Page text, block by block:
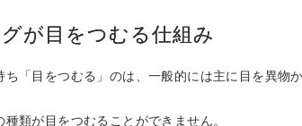
が目をつむる仕組み
「目をつむる」のは、一般的には主に目を異物
類が目をつむることができません。